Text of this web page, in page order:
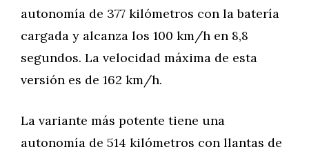
autonomía de 377 kilómetros con la batería
cargada y alcanza los 100 km/h en 8,8
segundos. La velocidad máxima de esta
versión es de 162 km/h.
La variante más potente tiene una
autonomía de 514 kilómetros con llantas de